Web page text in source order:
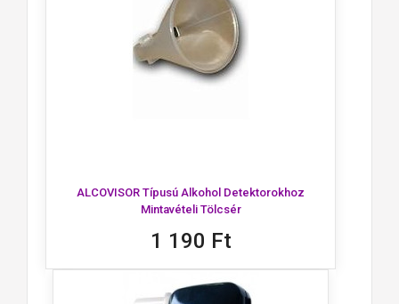
ALCOVISOR Típusú Alkohol Detektorokhoz
Mintavételi Tölcsér
1 190 Ft